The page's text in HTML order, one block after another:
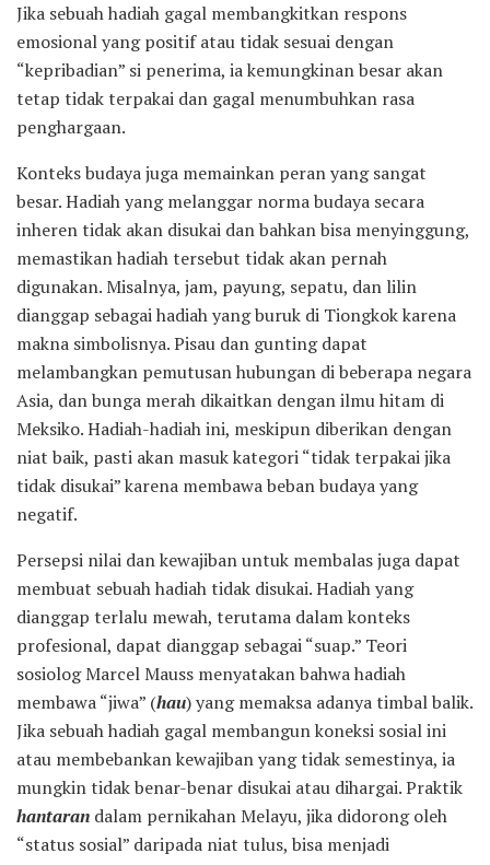
Jika sebuah hadiah gagal membangkitkan respons
emosional yang positif atau tidak sesuai dengan
“kepribadian” si penerima, ia kemungkinan besar akan
tetap tidak terpakai dan gagal menumbuhkan rasa
penghargaan.
Konteks budaya juga memainkan peran yang sangat
besar. Hadiah yang melanggar norma budaya secara
inheren tidak akan disukai dan bahkan bisa menyinggung,
memastikan hadiah tersebut tidak akan pernah
digunakan. Misalnya, jam, payung, sepatu, dan lilin
dianggap sebagai hadiah yang buruk di Tiongkok karena
makna simbolisnya. Pisau dan gunting dapat
melambangkan pemutusan hubungan di beberapa negara
Asia, dan bunga merah dikaitkan dengan ilmu hitam di
Meksiko. Hadiah-hadiah ini, meskipun diberikan dengan
niat baik, pasti akan masuk kategori “tidak terpakai jika
tidak disukai” karena membawa beban budaya yang
negatif.
Persepsi nilai dan kewajiban untuk membalas juga dapat
membuat sebuah hadiah tidak disukai. Hadiah yang
dianggap terlalu mewah, terutama dalam konteks
profesional, dapat dianggap sebagai “suap.” Teori
sosiolog Marcel Mauss menyatakan bahwa hadiah
membawa “jiwa” (hau) yang memaksa adanya timbal balik.
Jika sebuah hadiah gagal membangun koneksi sosial ini
atau membebankan kewajiban yang tidak semestinya, ia
mungkin tidak benar-benar disukai atau dihargai. Praktik
hantaran dalam pernikahan Melayu, jika didorong oleh
“status sosial” daripada niat tulus, bisa menjadi